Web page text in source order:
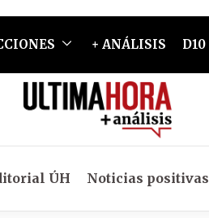
+ ANÁLISIS D10
ÚH Noticias positivas